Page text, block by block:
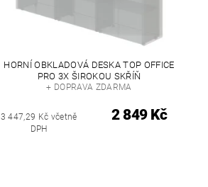
HORNÍ OBKLADOVÁ DESKA TOP OFFICE
PRO 3X ŠIROKOU SKŘÍŇ
+ DOPRAVA ZDARMA
3 447,29 Kč včetně
DPH
2 849 Kč